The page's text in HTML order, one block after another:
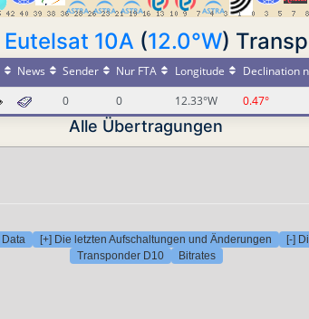
Eutelsat 10A (12.0°W)
News Sender Nur FTA Longitude Declination
0 0 12.33°W 0.47°
Alle Übertragungen
Data [+] Die letzten Aufschaltungen und Änderungen [-]
Transponder D10
Bitrates